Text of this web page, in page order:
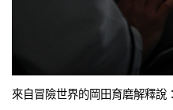
來自冒險世界的岡田育磨解釋說